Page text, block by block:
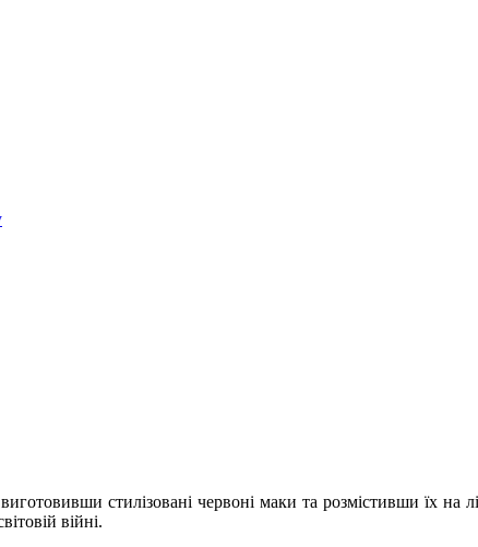
стилізовані червоні маки та розмістивши їх на
війні.